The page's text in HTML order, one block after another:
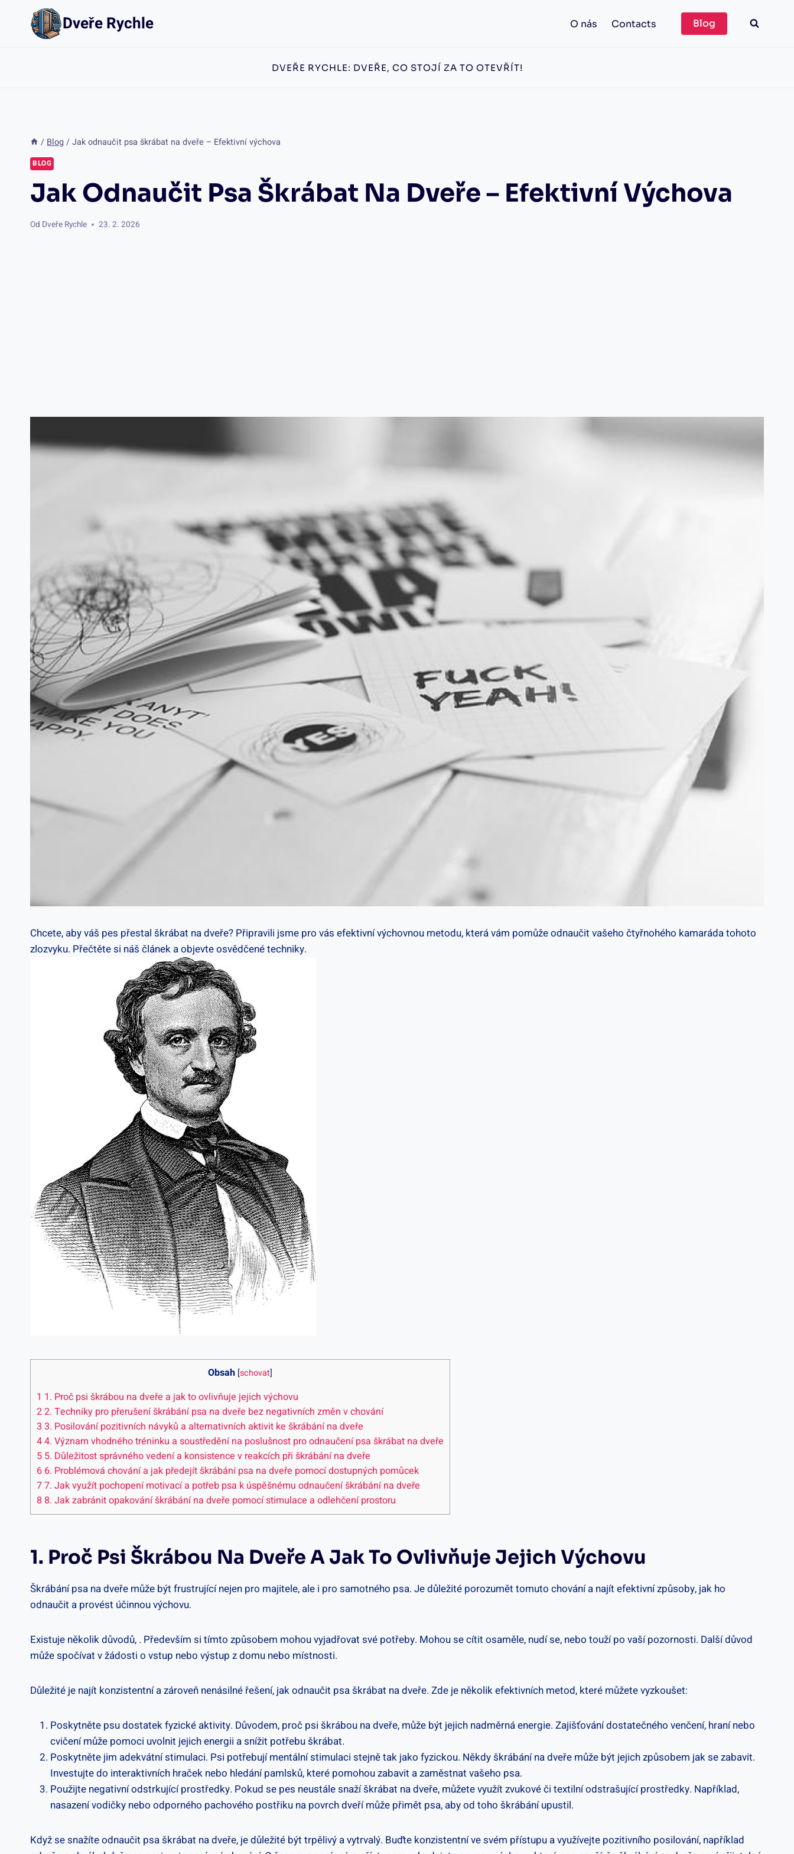
Přeskočit
Dveře Rychle O nás Contacts Blog
DVEŘE RYCHLE: DVEŘE, CO STOJÍ ZA TO OTEVŘÍT!
/ Blog / Jak odnaučit psa škrábat na dveře – Efektivní výchova
BLOG
Jak Odnaučit Psa Škrábat Na Dveře – Efektivní Výchova
Od Dveře Rychle 23. 2. 2026
Chcete, aby váš pes přestal ⁢škrábat na dveře? Připravili jsme pro⁣ vás efektivní výchovnou metodu, která vám ‍pomůže odnaučit vašeho ‌čtyřnohého kamaráda tohoto
zlozvyku. Přečtěte si náš článek a objevte osvědčené techniky.
Obsah [schovat]
1 1. Proč psi škrábou na dveře ‌a jak to ovlivňuje jejich výchovu
22. Techniky pro přerušení škrábání psa na dveře bez negativních změn v chování
3 3. Posilování ​pozitivních návyků a⁤ alternativních aktivit ke škrábání na dveře
44. Význam vhodného tréninku a soustředění na poslušnost pro odnaučení​ psa škrábat⁣ na dveře
5 5. ⁤Důležitost správného⁣ vedení a‌ konsistence v reakcích při škrábání na dveře
6 6. ⁤Problémová chování a jak předejít škrábání psa na dveře pomocí dostupných pomůcek
77.⁢ Jak využít pochopení motivací a potřeb psa k úspěšnému ⁢odnaučení škrábání na dveře
8 8.⁣ Jak zabránit opakování škrábání na dveře pomocí stimulace a odlehčení prostoru
1. Proč Psi Škrábou Na Dveře ‌a Jak To Ovlivňuje Jejich Výchovu
Škrábání ⁣psa na dveře může být frustrující nejen pro majitele, ale i​ pro samotného psa. Je důležité porozumět tomuto⁣ chování a najít efektivní způsoby, ​jak ho
odnaučit a provést účinnou výchovu.
Existuje​ několik důvodů, . Především si tímto způsobem mohou vyjadřovat své potřeby. Mohou se cítit osaměle, nudí se, nebo touží po vaší pozornosti. Další důvod
může⁢ spočívat⁣ v žádosti ‍o vstup nebo výstup z domu⁢ nebo⁢ místnosti.
Důležité ‍je najít konzistentní a zároveň nenásilné řešení, jak odnaučit psa škrábat ⁣na dveře. Zde je několik efektivních metod, které můžete vyzkoušet:
Poskytněte psu dostatek ⁤fyzické aktivity. Důvodem, proč psi ​škrábou na dveře, může být jejich nadměrná ​energie. Zajišťování dostatečného venčení, hraní nebo
cvičení může pomoci ⁤uvolnit jejich energii a snížit potřebu škrábat.
Poskytněte jim adekvátní stimulaci. ​Psi potřebují mentální stimulaci stejně tak jako fyzickou. Někdy škrábání na dveře může být jejich​ způsobem ​jak se zabavit.
Investujte do interaktivních hraček nebo hledání pamlsků, které pomohou zabavit a zaměstnat vašeho psa.
Použijte ‍negativní odstrkující prostředky.‍ Pokud se pes neustále snaží⁣ škrábat na dveře, můžete využít zvukové či textilní odstrašující prostředky. Například,
nasazení ​vodičky nebo odporného pachového postřiku na povrch dveří může přimět psa, aby od toho škrábání upustil.
Když se snažíte odnaučit psa škrábat na dveře,‍ je důležité být trpělivý a ‍vytrvalý.⁣ Buďte konzistentní ve ‌svém ⁣přístupu a využívejte pozitivního posilování, například